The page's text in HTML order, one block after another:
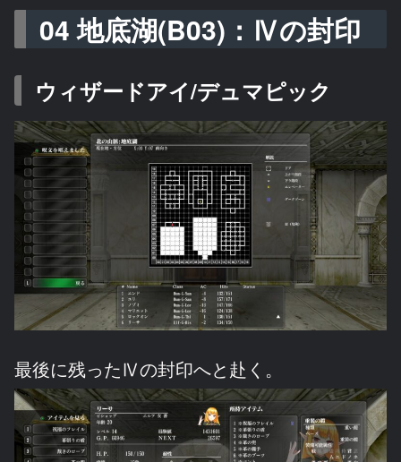
04 地底湖(B03)：Ⅳの封印
ウィザードアイ/デュマピック
最後に残ったⅣの封印へと赴く。